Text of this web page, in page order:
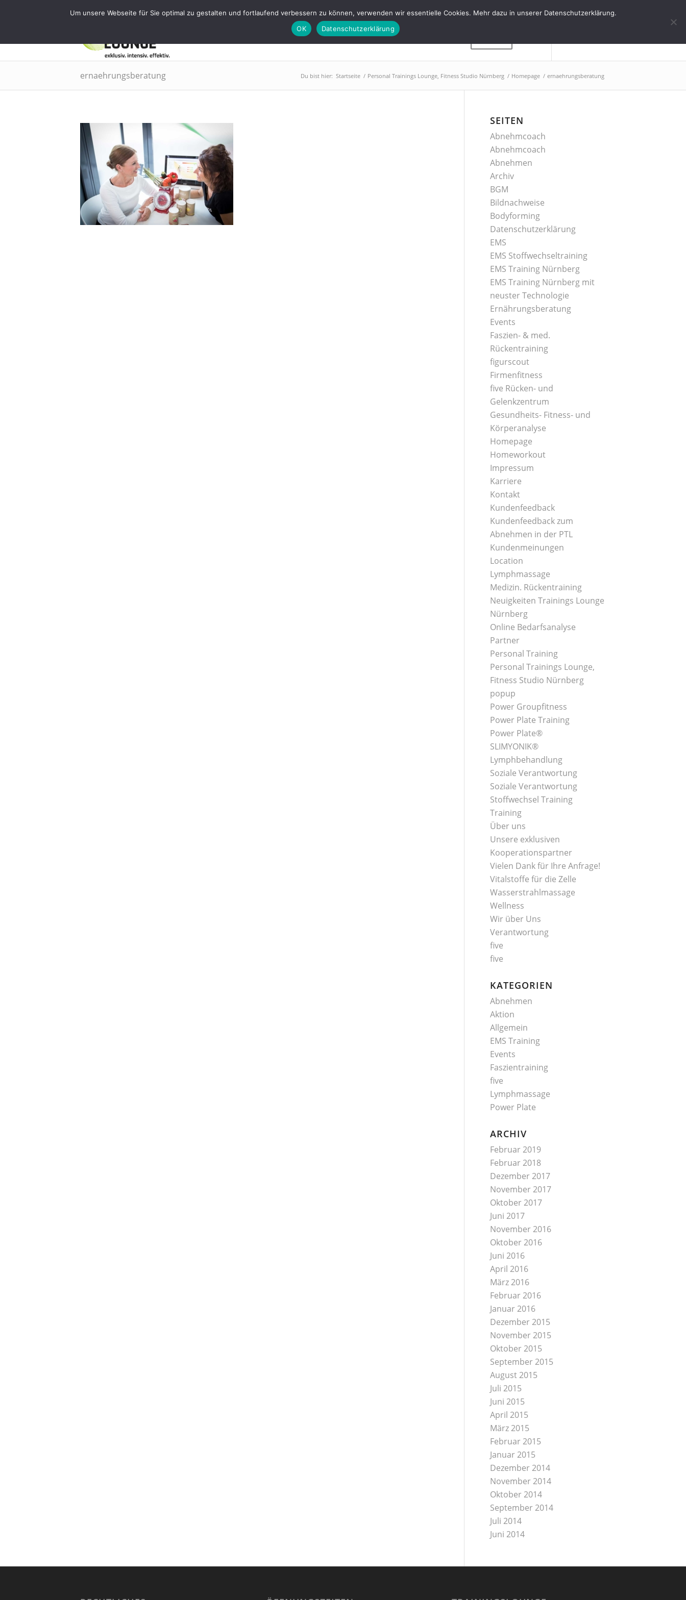
Tel.: 0911 - 2171 4565 | info@trainings-lounge.de
Training Abnehmen BGM
ernaehrungsberatung Du bist hier: Startseite / Personal Trainings Lounge, Fitness Studio Nürnberg / Homepage / ernaehrungsberatung
SEITEN
Abnehmcoach
Abnehmcoach
Abnehmen
Archiv
BGM
Bildnachweise
Bodyforming
Datenschutzerklärung
EMS
EMS Stoffwechseltraining
EMS Training Nürnberg
EMS Training Nürnberg mit
neuster Technologie
Ernährungsberatung
Events
Faszien- & med.
Rückentraining
figurscout
Firmenfitness
five Rücken- und
Gelenkzentrum
Gesundheits- Fitness- und
Körperanalyse
Homepage
Homeworkout
Impressum
Karriere
Kontakt
Kundenfeedback
Kundenfeedback zum
Abnehmen in der PTL
Kundenmeinungen
Location
Lymphmassage
Medizin. Rückentraining
Neuigkeiten Trainings Lounge
Nürnberg
Online Bedarfsanalyse
Partner
Personal Training
Personal Trainings Lounge,
Fitness Studio Nürnberg
popup
Power Groupfitness
Power Plate Training
Power Plate®
SLIMYONIK®
Lymphbehandlung
Soziale Verantwortung
Soziale Verantwortung
Stoffwechsel Training
Training
Über uns
Unsere exklusiven
Kooperationspartner
Vielen Dank für Ihre Anfrage!
Vitalstoffe für die Zelle
Wasserstrahlmassage
Wellness
Wir über Uns
Verantwortung
five
five
KATEGORIEN
Abnehmen
Aktion
Allgemein
EMS Training
Events
Faszientraining
five
Lymphmassage
Power Plate
ARCHIV
Februar 2019
Februar 2018
Dezember 2017
November 2017
Oktober 2017
Juni 2017
November 2016
Oktober 2016
Juni 2016
April 2016
März 2016
Februar 2016
Januar 2016
Dezember 2015
November 2015
Oktober 2015
September 2015
August 2015
Juli 2015
Juni 2015
April 2015
März 2015
Februar 2015
Januar 2015
Dezember 2014
November 2014
Oktober 2014
September 2014
Juli 2014
Juni 2014
Um unsere Webseite für Sie optimal zu gestalten und fortlaufend verbessern zu können, verwenden wir essentielle Cookies. Mehr dazu in unserer Datenschutzerklärung.
OK
Datenschutzerklärung